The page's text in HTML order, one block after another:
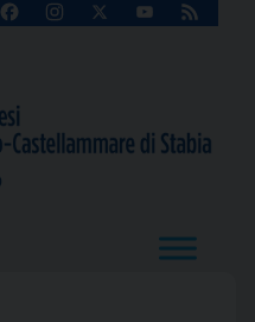
FacebookInstagram
X
YouTube
Feed